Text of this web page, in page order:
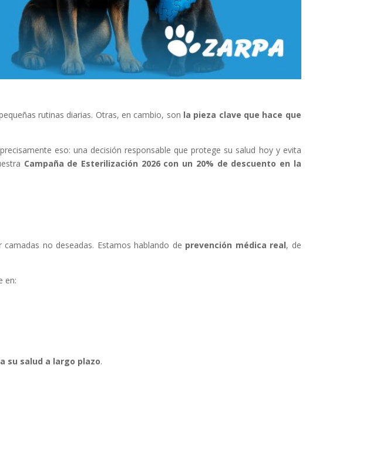
rutinas diarias. Otras, en cambio, son la pieza clave que hace que
eso: una decisión responsable que protege su salud hoy y evita
Campaña de Esterilización 2026 con un 20% de descuento en la
no deseadas. Estamos hablando de prevención médica real, de
en:
su salud a largo plazo.